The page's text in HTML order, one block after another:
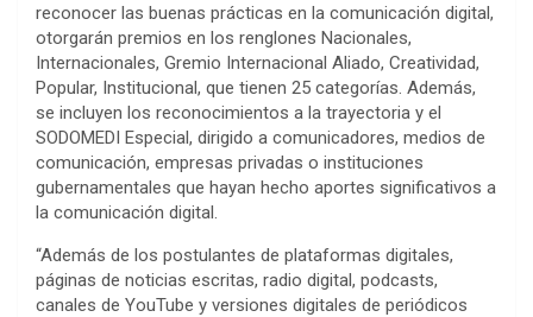
reconocer las buenas prácticas en la comunicación digital,
otorgarán premios en los renglones Nacionales,
Internacionales, Gremio Internacional Aliado, Creatividad,
Popular, Institucional, que tienen 25 categorías. Además,
se incluyen los reconocimientos a la trayectoria y el
SODOMEDI Especial, dirigido a comunicadores, medios de
comunicación, empresas privadas o instituciones
gubernamentales que hayan hecho aportes significativos a
la comunicación digital.
“Además de los postulantes de plataformas digitales,
páginas de noticias escritas, radio digital, podcasts,
canales de YouTube y versiones digitales de periódicos